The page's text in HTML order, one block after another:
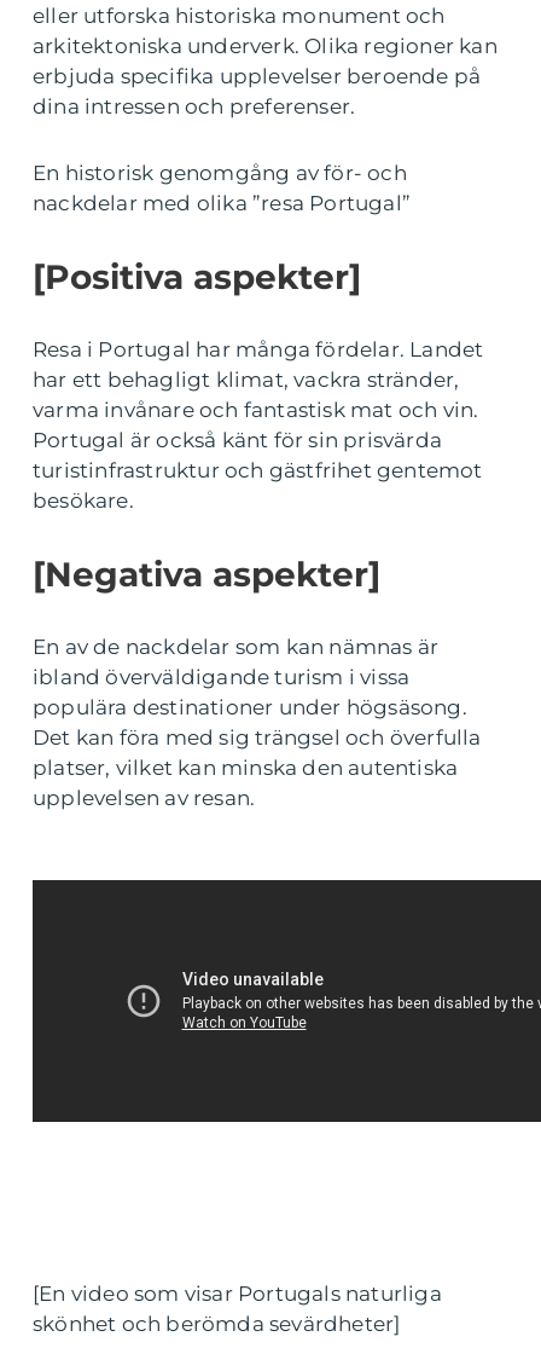
eller utforska historiska monument och
arkitektoniska underverk. Olika regioner kan
erbjuda specifika upplevelser beroende på
dina intressen och preferenser.
En historisk genomgång av för- och
nackdelar med olika ”resa Portugal”
[Positiva aspekter]
Resa i Portugal har många fördelar. Landet
har ett behagligt klimat, vackra stränder,
varma invånare och fantastisk mat och vin.
Portugal är också känt för sin prisvärda
turistinfrastruktur och gästfrihet gentemot
besökare.
[Negativa aspekter]
En av de nackdelar som kan nämnas är
ibland överväldigande turism i vissa
populära destinationer under högsäsong.
Det kan föra med sig trängsel och överfulla
platser, vilket kan minska den autentiska
upplevelsen av resan.
[En video som visar Portugals naturliga
skönhet och berömda sevärdheter]